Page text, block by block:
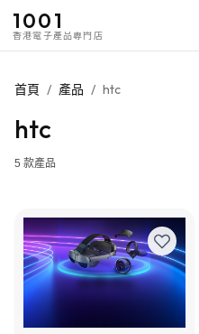
1001
香港電子產品專門店
首頁 / 產品 / htc
htc
5 款產品